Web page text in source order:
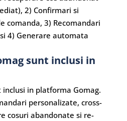
2) Confirmari si
comanda, 3) Recomandari
4) Generare automata
sunt inclusi in
inclusi in platforma Gomag.
personalizate, cross-
cosuri abandonate si re-